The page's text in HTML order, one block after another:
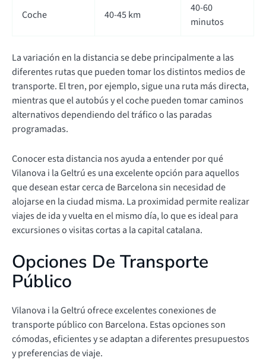
Coche 40-45 km
40-60
minutos
La variación en la distancia se debe principalmente a las
diferentes rutas que pueden tomar los distintos medios de
transporte. El tren, por ejemplo, sigue una ruta más directa,
mientras que el autobús y el coche pueden tomar caminos
alternativos dependiendo del tráfico o las paradas
programadas.
Conocer esta distancia nos ayuda a entender por qué
Vilanova i la Geltrú es una excelente opción para aquellos
que desean estar cerca de Barcelona sin necesidad de
alojarse en la ciudad misma. La proximidad permite realizar
viajes de ida y vuelta en el mismo día, lo que es ideal para
excursiones o visitas cortas a la capital catalana.
Opciones De Transporte
Público
Vilanova i la Geltrú ofrece excelentes conexiones de
transporte público con Barcelona. Estas opciones son
cómodas, eficientes y se adaptan a diferentes presupuestos
y preferencias de viaje.